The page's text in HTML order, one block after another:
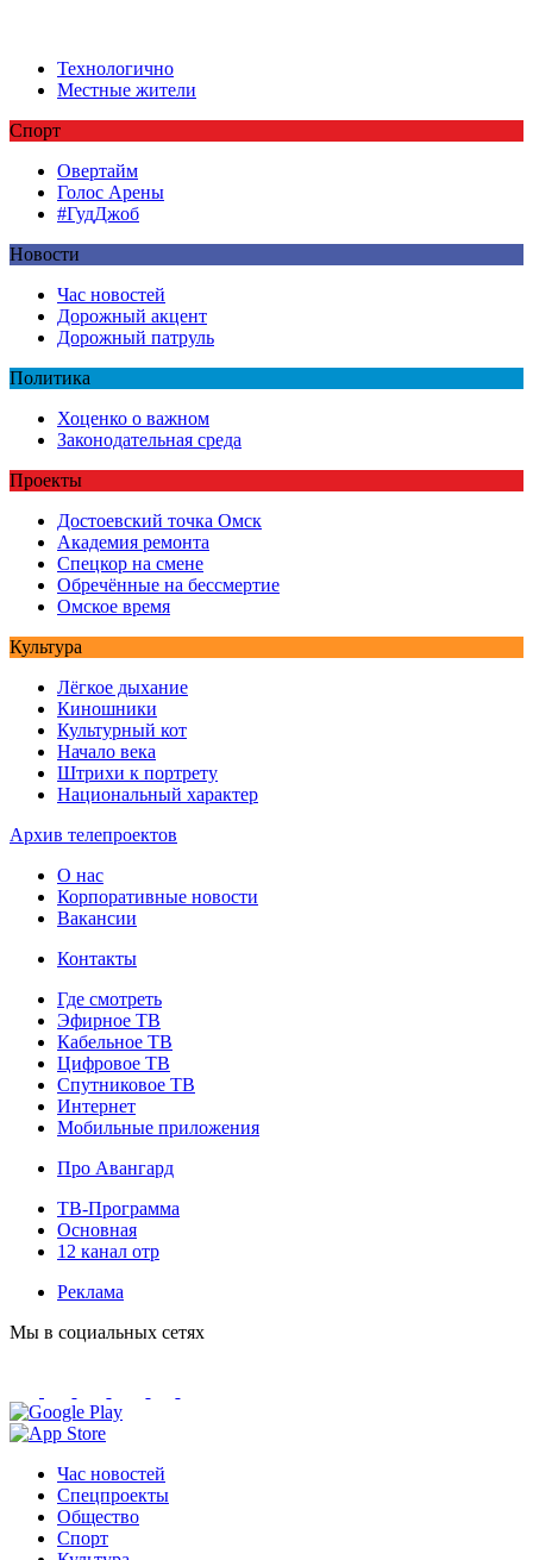
Технологично
Местные жители
Спорт
Овертайм
Голос Арены
#ГудДжоб
Новости
Час новостей
Дорожный акцент
Дорожный патруль
Политика
Хоценко о важном
Законодательная среда
Проекты
Достоевский точка Омск
Академия ремонта
Спецкор на смене
Обречённые на бессмертие
Омское время
Культура
Лёгкое дыхание
Киношники
Культурный кот
Начало века
Штрихи к портрету
Национальный характер
Архив телепроектов
О нас
Корпоративные новости
Вакансии
Контакты
Где смотреть
Эфирное ТВ
Кабельное ТВ
Цифровое ТВ
Спутниковое ТВ
Интернет
Мобильные приложения
Про Авангард
ТВ-Программа
Основная
12 канал отр
Реклама
Мы в социальных сетях
Час новостей
Спецпроекты
Общество
Спорт